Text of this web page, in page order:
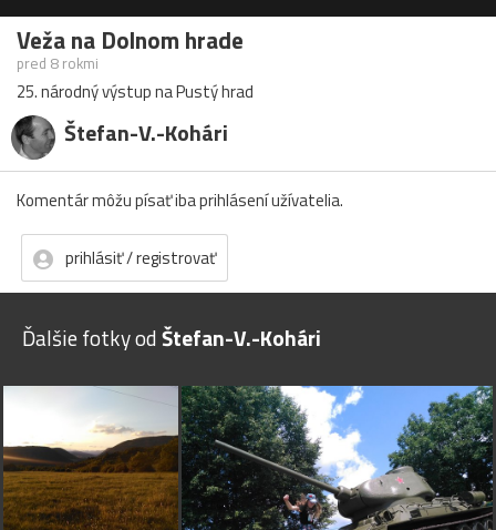
Veža na Dolnom hrade
pred 8 rokmi
25. národný výstup na Pustý hrad
Štefan-V.-Kohári
Komentár môžu písať iba prihlásení užívatelia.
prihlásiť / registrovať
Ďalšie fotky odŠtefan-V.-Kohári